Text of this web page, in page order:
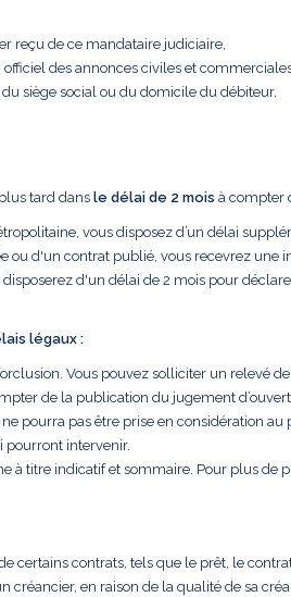
reçu de ce mandataire judiciaire,
des annonces civiles et
siège social ou du domicile du débiteur.
tard dans le délai de 2 mois à compter
vous disposez d’un délai
ou d'un contrat publié, vous recevrez
d'un délai de 2 mois pour
légaux :
Vous pouvez solliciter un relevé
de la publication du jugement
pourra pas être prise en considération
pourront intervenir.
à titre indicatif et sommaire. Pour plus de
certains contrats, tels que le prêt, le
créancier, en raison de la qualité de sa